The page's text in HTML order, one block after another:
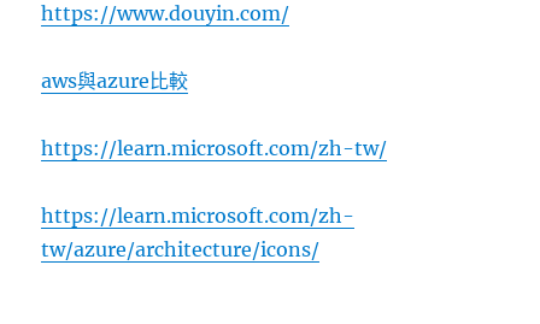
https://www.douyin.com/
aws與azure比較
https://learn.microsoft.com/zh-tw/
https://learn.microsoft.com/zh-
tw/azure/architecture/icons/